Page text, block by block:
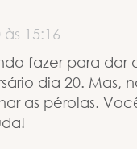
15:16
fazer para dar
dia 20. Mas,
as pérolas.